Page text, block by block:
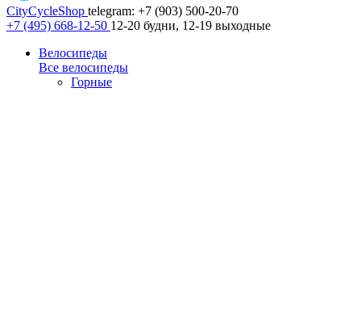
CityCycleShop telegram: +7 (903) 500-20-70
+7 (495) 668-12-50 12-20 будни, 12-19 выходные
Велосипеды
Все велосипеды
Горные